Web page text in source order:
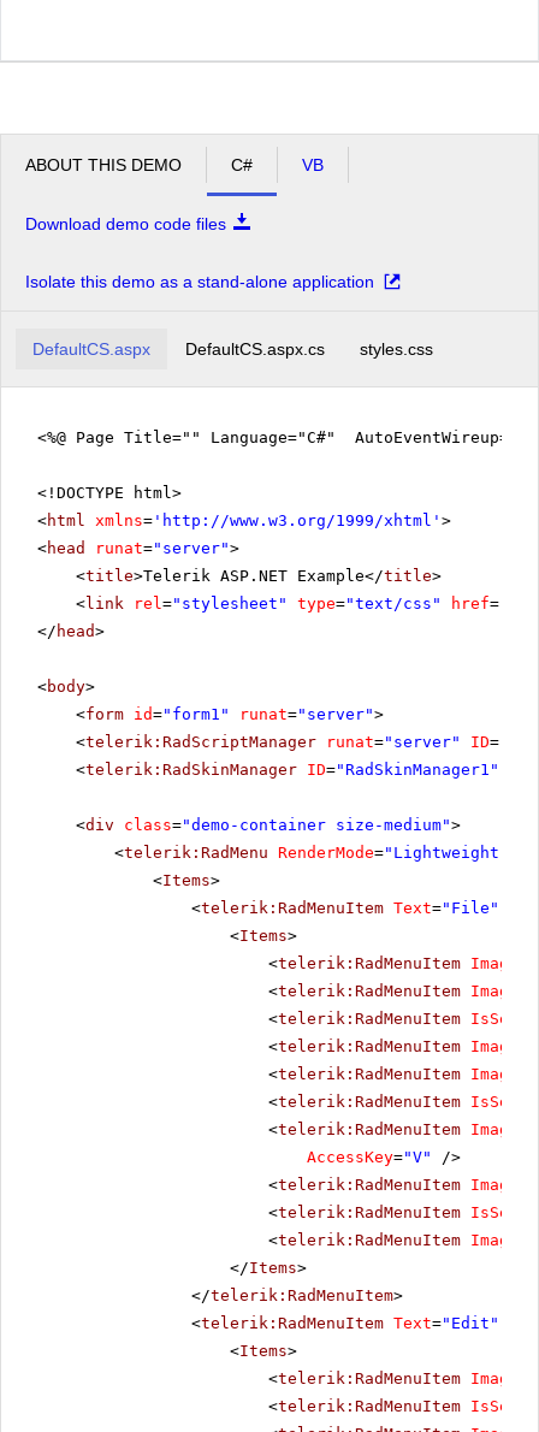
ABOUT THIS DEMO C# VB
Download demo code files
Isolate this demo as a stand-alone application
DefaultCS.aspx DefaultCS.aspx.cs styles.css
<%@ Page Title="" Language="C#"
<!DOCTYPE html>
<html xmlns= ' http://www.w3.org/1999/xhtml ' >
<head runat="server">
<title>Telerik ASP.NET Example</title>
<link rel="stylesheet" type="text/css" href=
</ head>
<body>
<form id="form1" runat="server">
<telerik:RadScriptManager runat="server" ID=
<telerik:RadSkinManager ID="RadSkinManager1"
<div class="demo-container size-medium">
<telerik:RadMenu RenderMode="Lightweight"
<Items>
<telerik:RadMenuItem Text="File"
<Items>
<telerik:RadMenuItem
<telerik:RadMenuItem
<telerik:RadMenuItem
<telerik:RadMenuItem
<telerik:RadMenuItem
<telerik:RadMenuItem
<telerik:RadMenuItem
AccessKey="V"
/>
<telerik:RadMenuItem
<telerik:RadMenuItem
<telerik:RadMenuItem
</Items>
</telerik:RadMenuItem>
<telerik:RadMenuItem Text="Edit"
<Items>
<telerik:RadMenuItem
<telerik:RadMenuItem